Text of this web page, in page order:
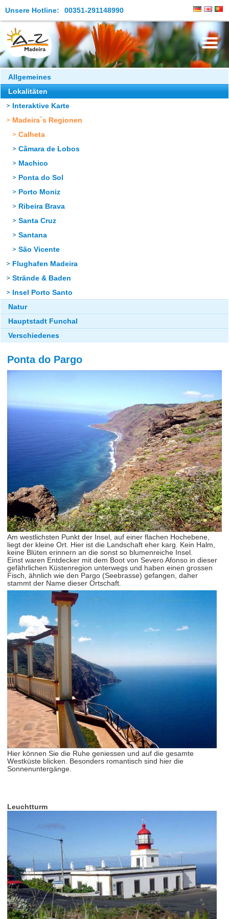
Unsere Hotline: 00351-291148990
Die Insel
Madeira Erleben
Aktuelles
Reiseangebote
Kontakt
Allgemeines
Lokalitäten
Interaktive Karte
Madeira`s Regionen
Calheta
Câmara de Lobos
Machico
Ponta do Sol
Porto Moniz
Ribeira Brava
Santa Cruz
Santana
São Vicente
Flughafen Madeira
Strände & Baden
Insel Porto Santo
Natur
Hauptstadt Funchal
Verschiedenes
Ponta do Pargo
Am westlichsten Punkt der Insel, auf einer flachen Hochebene,
liegt der kleine Ort. Hier ist die Landschaft eher karg. Kein Halm,
keine Blüten erinnern an die sonst so blumenreiche Insel.
Einst waren Entdecker mit dem Boot von Severo Afonso in dieser
gefährlichen Küstenregion unterwegs und haben einen grossen
Fisch, ähnlich wie den Pargo (Seebrasse) gefangen, daher
stammt der Name dieser Ortschaft.
Hier können Sie die Ruhe geniessen und auf die gesamte
Westküste blicken. Besonders romantisch sind hier die
Sonnenuntergänge.
Leuchtturm